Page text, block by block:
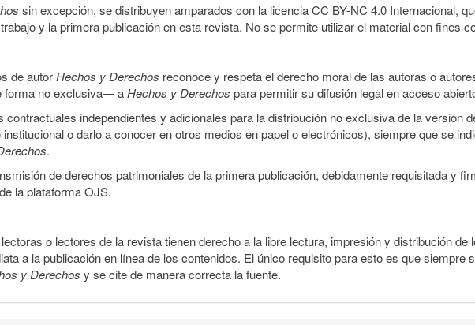
sin excepción, se distribuyen amparados con la licencia CC BY-NC 4.0 Internacional,
y la primera publicación en esta revista. No se permite utilizar el material con fines
de autorHechos y Derechos reconoce y respeta el derecho moral de las autoras o
forma no exclusiva— aHechos y Derechos para permitir su difusión legal en acceso
independientes y adicionales para la distribución no exclusiva de la versión
o darlo a conocer en otros medios en papel o electrónicos), siempre que se
.
de derechos patrimoniales de la primera publicación, debidamente requisitada y
la plataforma OJS.
o lectores de la revista tienen derecho a la libre lectura, impresión y distribución de
a la publicación en línea de los contenidos. El único requisito para esto es que siempre
y Derechos y se cite de manera correcta la fuente.